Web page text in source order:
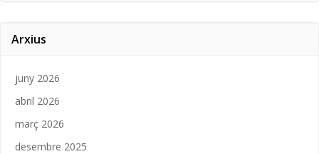
Arxius
juny 2026
abril 2026
març 2026
desembre 2025